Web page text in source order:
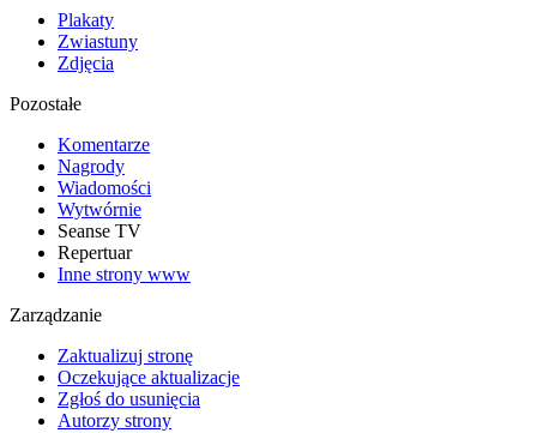
Plakaty
Zwiastuny
Zdjęcia
Pozostałe
Komentarze
Nagrody
Wiadomości
Wytwórnie
Seanse TV
Repertuar
Inne strony www
Zarządzanie
Zaktualizuj stronę
Oczekujące aktualizacje
Zgłoś do usunięcia
Autorzy strony